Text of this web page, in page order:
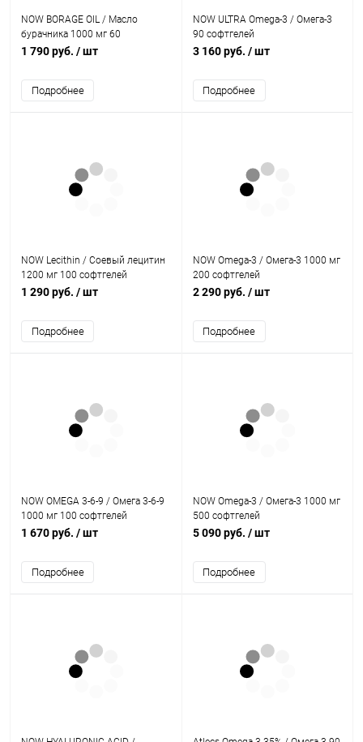
NOW BORAGE OIL / Масло
бурачника 1000 мг 60
софтгелей
1 790 руб. / шт
Подробнее
NOW ULTRA Omega-3 / Омега-3
90 софтгелей
3 160 руб. / шт
Подробнее
NOW Lecithin / Соевый лецитин
1200 мг 100 софтгелей
1 290 руб. / шт
Подробнее
NOW Omega-3 / Омега-3 1000 мг
200 софтгелей
2 290 руб. / шт
Подробнее
NOW OMEGA 3-6-9 / Омега 3-6-9
1000 мг 100 софтгелей
1 670 руб. / шт
Подробнее
NOW Omega-3 / Омега-3 1000 мг
500 софтгелей
5 090 руб. / шт
Подробнее